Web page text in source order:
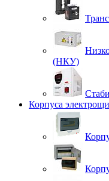
(НКУ)
Корпуса